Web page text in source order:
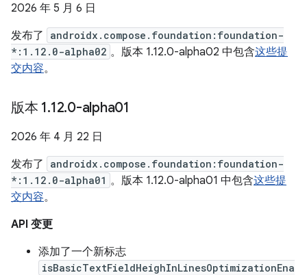
2026 年 5 月 6 日
发布了
androidx.compose.foundation:foundation-
*:1.12.0-alpha02 。版本 1.12.0-alpha02 中包含这些提
交内容。
版本 1.12.0-alpha01
2026 年 4 月 22 日
发布了
androidx.compose.foundation:foundation-
*:1.12.0-alpha01 。版本 1.12.0-alpha01 中包含这些提
交内容。
API 变更
添加了一个新标志
isBasicTextFieldHeighInLinesOptimizationEna